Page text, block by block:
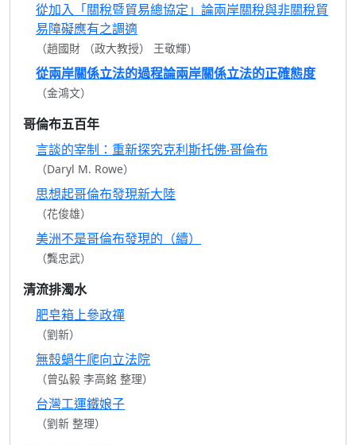
從加入「關稅暨貿易總協定」論兩岸關稅與非關稅貿
易障礙應有之調適
（趙國財 （政大教授） 王敬輝）
從兩岸關係立法的過程論兩岸關係立法的正確態度
（金鴻文）
哥倫布五百年
言談的宰制：重新探究克利斯托佛‧哥倫布
（Daryl M. Rowe）
思想起哥倫布發現新大陸
（花俊雄）
美洲不是哥倫布發現的（續）
（龔忠武）
清流排濁水
肥皂箱上參政禪
（劉新）
無殼蝸牛爬向立法院
（曾弘毅 李高銘 整理）
台灣工運鐵娘子
（劉新 整理）